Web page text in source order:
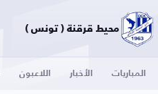
محيط قرقنة ( تونس )
المباريات الأخبار اللاعبون